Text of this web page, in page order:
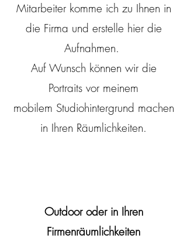
Mitarbeiter komme ich zu Ihnen in
die Firma und erstelle hier die
Aufnahmen.
Auf Wunsch können wir die
Portraits vor meinem
mobilem Studiohintergrund machen
in Ihren Räumlichkeiten.
Outdoor oder in Ihren
Firmenräumlichkeiten